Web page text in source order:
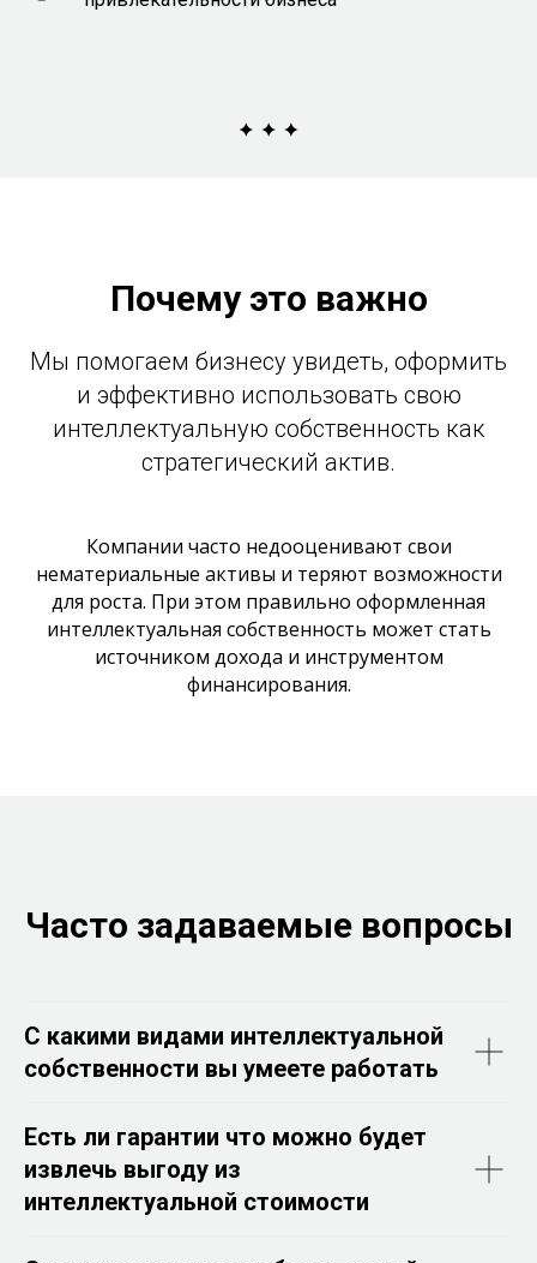
Почему это важно
Мы помогаем бизнесу увидеть, оформить
и эффективно использовать свою
интеллектуальную собственность как
стратегический актив.
Компании часто недооценивают свои
нематериальные активы и теряют возможности
для роста. При этом правильно оформленная
интеллектуальная собственность может стать
источником дохода и инструментом
финансирования.
Часто задаваемые вопросы
C какими видами интеллектуальной
собственности вы умеете работать
Есть ли гарантии что можно будет
извлечь выгоду из
интеллектуальной стоимости